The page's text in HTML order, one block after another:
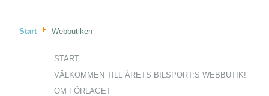
Start Webbutiken
START
VÄLKOMMEN TILL ÅRETS BILSPORT:S WEBBUTIK!
OM FÖRLAGET